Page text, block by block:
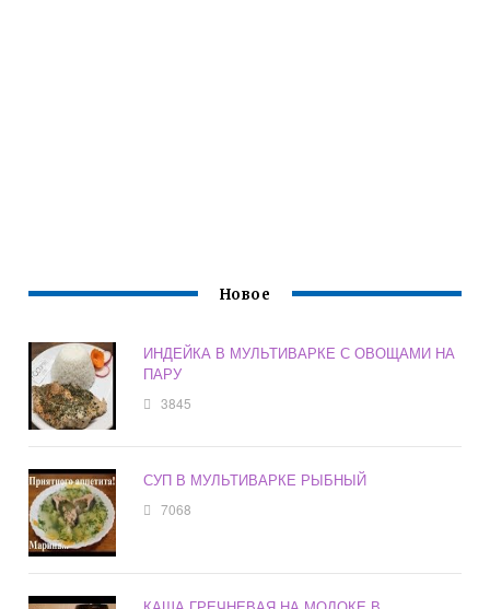
Новое
ИНДЕЙКА В МУЛЬТИВАРКЕ С ОВОЩАМИ НА
ПАРУ
3845
СУП В МУЛЬТИВАРКЕ РЫБНЫЙ
7068